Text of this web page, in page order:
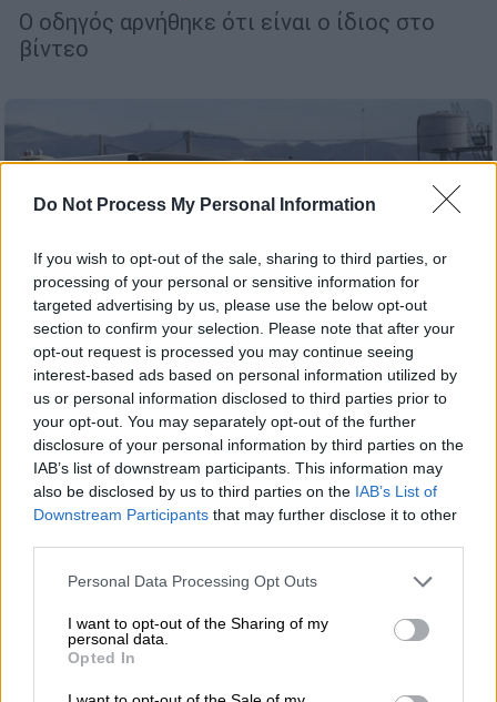
Do Not Process My Personal Information
If you wish to opt-out of the sale, sharing to third parties, or
processing of your personal or sensitive information for
targeted advertising by us, please use the below opt-out
section to confirm your selection. Please note that after your
opt-out request is processed you may continue seeing
interest-based ads based on personal information utilized by
us or personal information disclosed to third parties prior to
your opt-out. You may separately opt-out of the further
disclosure of your personal information by third parties on the
IAB’s list of downstream participants. This information may
also be disclosed by us to third parties on the IAB’s List of
Downstream Participants that may further disclose it to other
Please note that this website/app uses one or more Google
not limited to your visit or usage behaviour. You may click to
grant or deny consent to Google and its third-party tags to
use your data for below specified purposes in below Google
consent section.
Personal Data Processing Opt Outs
I want to opt-out of the Sharing of my
personal data.
Opted In
Ο οδηγός αρνήθηκε ότι είναι ο ίδιος στο
βίντεο
Ελλάδα|11.02.2021 19:16
ΟΣΥ: Αναρτήθηκαν οι οριστικοί πίνακες
προσληπτέων
θέσεις προσωπικού ΔΕ Οδηγών
Λεωφορείων και 56 προσλήψεις σε θέσεις
ΔΕ Τεχνικών διαφόρων ειδικοτήτων.